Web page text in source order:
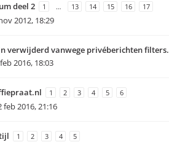
deel 2 1 … 13 14 15 16 17
2012, 18:29
verwijderd vanwege privéberichten filters.
2016, 18:03
1 2 3 4 5 6
feb 2016, 21:16
1 2 3 4 5